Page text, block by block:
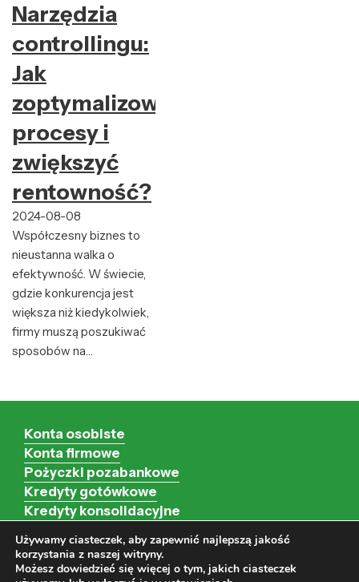
Narzędzia
controllingu:
Jak
zoptymalizować
procesy i
zwiększyć
rentowność?
2024-08-08
Współczesny biznes to
nieustanna walka o
efektywność. W świecie,
gdzie konkurencja jest
większa niż kiedykolwiek,
firmy muszą poszukiwać
sposobów na…
Konta osobiste
Konta firmowe
Pożyczki pozabankowe
Kredyty gotówkowe
Kredyty konsolidacyjne
Kredyty firmowe
Używamy ciasteczek, aby zapewnić najlepszą jakość
korzystania z naszej witryny.
Możesz dowiedzieć się więcej o tym, jakich ciasteczek